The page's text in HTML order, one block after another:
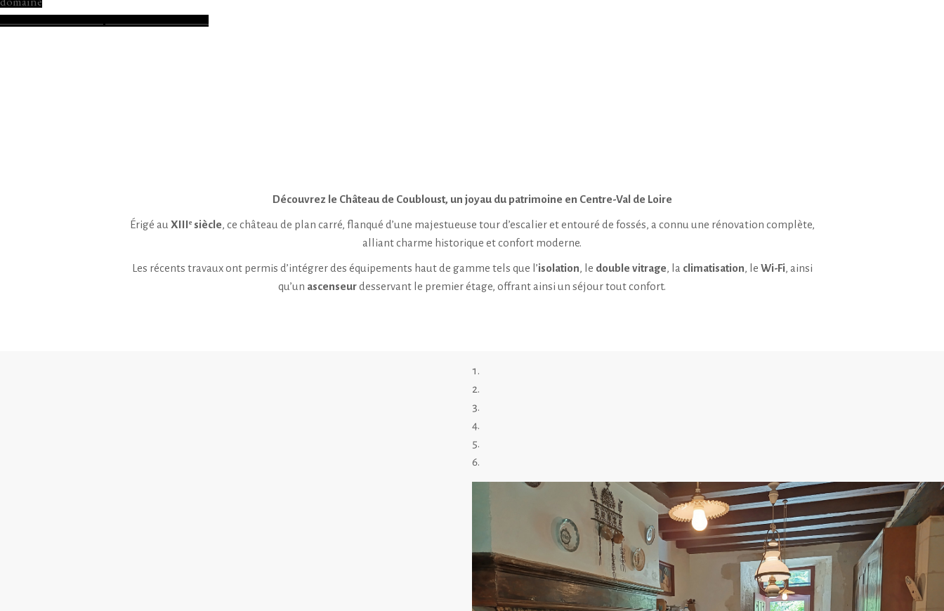
Découvrez le Château de Coubloust, un joyau du patrimoine en Centre-Val de Loire
Érigé au XIIIᵉ siècle, ce château de plan carré, flanqué d’une majestueuse tour d’escalier et entouré de fossés, a connu une rénovation complète,
alliant charme historique et confort moderne.
Les récents travaux ont permis d’intégrer des équipements haut de gamme tels que l’isolation, le double vitrage, la climatisation, le Wi-Fi, ainsi
qu’un ascenseurdesservant le premier étage, offrant ainsi un séjour tout confort.